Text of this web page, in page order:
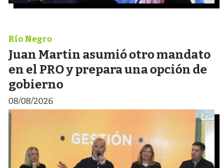
Juan Martin asumió otro mandato
en el PRO y prepara una opción de
gobierno
Río Negro
08/08/2026